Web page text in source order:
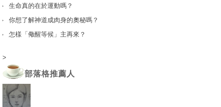
生命真的在於運動嗎？
你想了解神道成肉身的奧秘嗎？
怎樣「儆醒等候」主再來？
>
部落格推薦人